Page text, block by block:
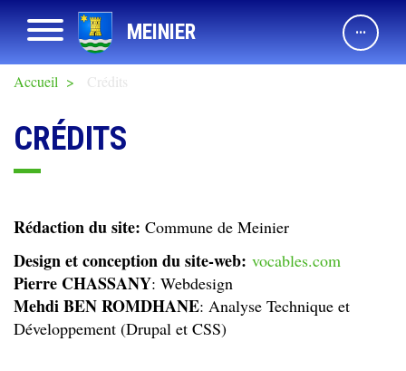
Aller
au
contenu
principal
Afficher navigation MEINIER
Accueil Crédits
CRÉDITS
Rédaction du site: Commune de Meinier
Design et conception du site-web: vocables.com
Pierre CHASSANY: Webdesign
Mehdi BEN ROMDHANE: Analyse Technique et
Développement (Drupal et CSS)